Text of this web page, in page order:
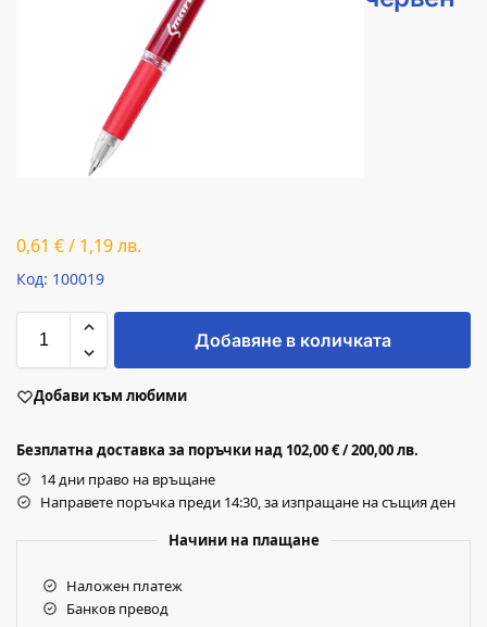
0,61 €/ 1,19лв.
Код: 100019
Добавяне в количката
Добави към любими
Безплатна доставка за поръчки над 102,00 € / 200,00 лв.
14 дни право на връщане
Направете поръчка преди 14:30, за изпращане на същия ден
Начини на плащане
Наложен платеж
Банков превод